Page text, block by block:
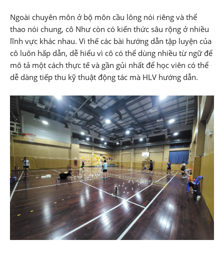
Ngoài chuyên môn ở bộ môn cầu lông nói riêng và thể
thao nói chung, cô Như còn có kiến thức sâu rộng ở nhiều
lĩnh vực khác nhau. Vì thế các bài hướng dẫn tập luyện của
cô luôn hấp dẫn, dễ hiểu vì cô có thể dùng nhiều từ ngữ để
mô tả một cách thực tế và gần gủi nhất để học viên có thể
dễ dàng tiếp thu kỹ thuật động tác mà HLV hướng dẫn.